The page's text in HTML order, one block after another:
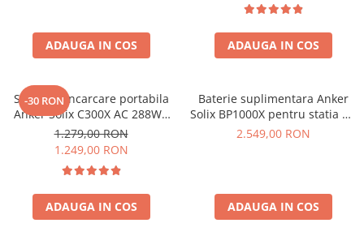
Instrumente de masura
Clampmetre
Detectoare
Multimetre Portabile
Tahometre
Telemetre
Termometre
Testere
ADAUGA IN COS ADAUGA IN COS
-30 RON
Statie de incarcare portabila
Anker Solix C300X AC 288Wh
300W
1.279,00 RON
1.249,00 RON
ADAUGA IN COS
Baterie suplimentara Anker
Solix BP1000X pentru statia de
alimentare portabila Anker
2.549,00 RON
ADAUGA IN COS